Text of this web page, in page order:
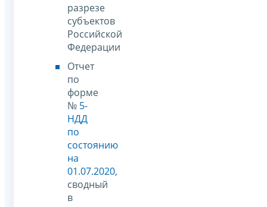
разрезе
субъектов
Российской
Федерации
Отчет
по
форме
№ 5-
НДД
по
состоянию
на
01.07.2020,
сводный
в